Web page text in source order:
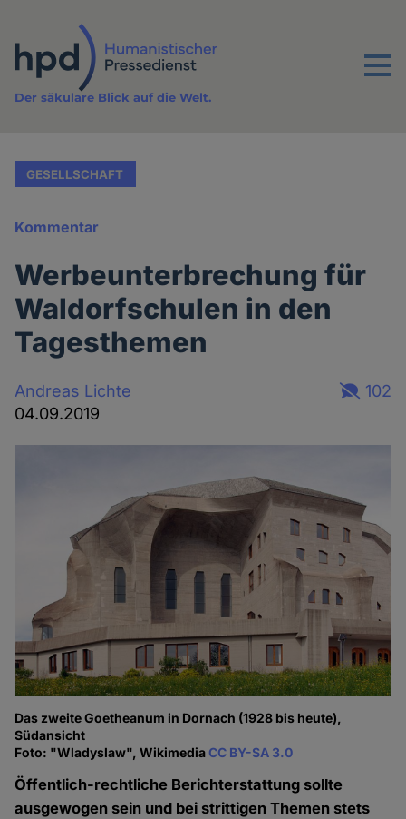
Inhalt
Menu
Der säkulare Blick auf die Welt.
GESELLSCHAFT
Kommentar
Werbeunterbrechung für
Waldorfschulen in den
Tagesthemen
Andreas Lichte
04.09.2019
102
Das zweite Goetheanum in Dornach (1928 bis heute),
Südansicht
Foto: "Wladyslaw", WikimediaCC BY-SA 3.0
Öffentlich-rechtliche Berichterstattung sollte
ausgewogen sein und bei strittigen Themen stets